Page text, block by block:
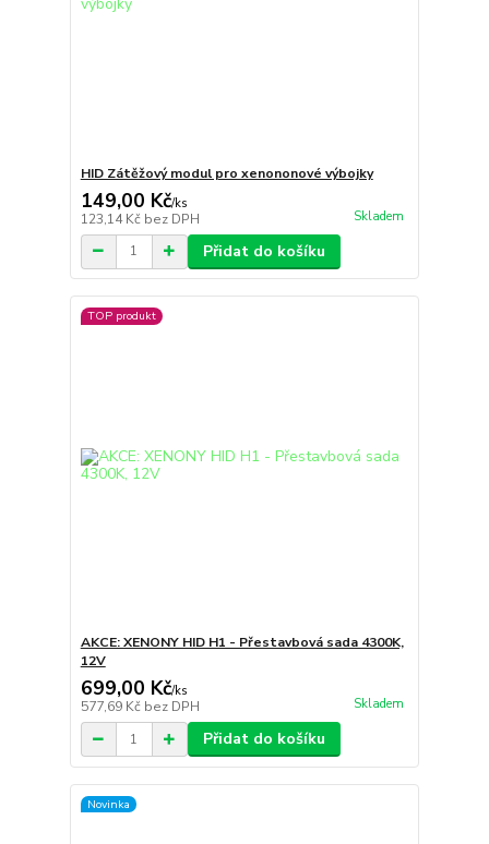
HID Zátěžový modul pro xenononové výbojky
149,00 Kč/ks
123,14 Kč bez DPH Skladem
Přidat do košíku
TOP produkt
AKCE: XENONY HID H1 - Přestavbová sada 4300K,
12V
699,00 Kč/ks
577,69 Kč bez DPH Skladem
Přidat do košíku
Novinka